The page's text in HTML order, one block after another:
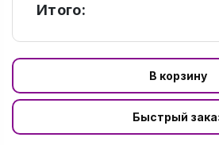
Итого:
В корзину
Быстрый